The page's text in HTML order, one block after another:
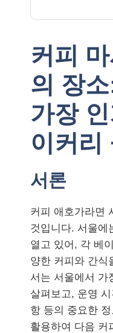
커피
의 장
가장
이커리
서론
커피 애호가라면
것입니다. 서울에
열고 있어, 각 베
양한 커피와 간식
서는 서울에서 가
살펴보고, 운영
항 등의 중요한
활용하여 다음 커